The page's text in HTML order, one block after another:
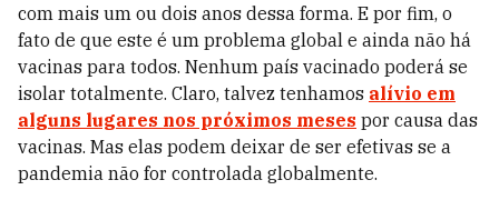
com mais um ou dois anos dessa forma. E por fim, o
fato de que este é um problema global e ainda não há
vacinas para todos. Nenhum país vacinado poderá se
isolar totalmente. Claro, talvez tenhamos alívio em
alguns lugares nos próximos meses por causa das
vacinas. Mas elas podem deixar de ser efetivas se a
pandemia não for controlada globalmente.